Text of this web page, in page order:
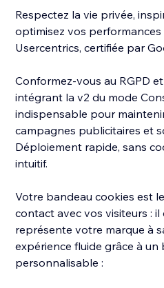
Respectez la vie privée,
optimisez vos performances
Usercentrics, certifiée par
Conformez-vous au RGPD
intégrant la v2 du mode
indispensable pour
campagnes publicitaires et
Déploiement rapide, sans
intuitif.
Votre bandeau cookies est
contact avec vos visiteurs :
représente votre marque à
expérience fluide grâce à un
personnalisable :